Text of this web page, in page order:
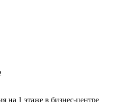
на 1 этаже в бизнес-центре